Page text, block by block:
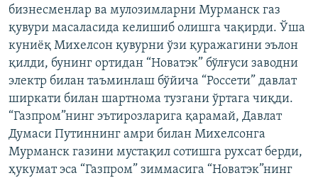
бизнесменлар ва мулозимларни Мурманск газ
қувури масаласида келишиб олишга чақирди. Ўша
куниёқ Михелсон қувурни ўзи қуражагини эълон
қилди, бунинг ортидан “Новатэк” бўлғуси заводни
электр билан таъминлаш бўйича “Россети” давлат
ширкати билан шартнома тузгани ўртага чиқди.
“Газпром”нинг эътирозларига қарамай, Давлат
Думаси Путиннинг амри билан Михелсонга
Мурманск газини мустақил сотишга рухсат берди,
ҳукумат эса “Газпром” зиммасига “Новатэк”нинг